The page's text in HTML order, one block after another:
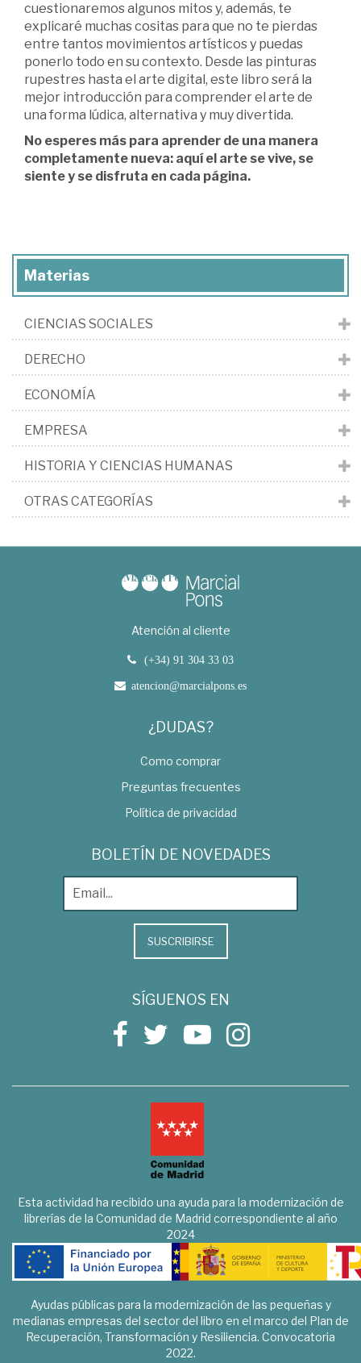
cuestionaremos algunos mitos y, además, te
explicaré muchas cositas para que no te pierdas
entre tantos movimientos artísticos y puedas
ponerlo todo en su contexto. Desde las pinturas
rupestres hasta el arte digital, este libro será la
mejor introducción para comprender el arte de
una forma lúdica, alternativa y muy divertida.
No esperes más para aprender de una manera
completamente nueva: aquí el arte se vive, se
siente y se disfruta en cada página.
Materias
CIENCIAS SOCIALES
DERECHO
ECONOMÍA
EMPRESA
HISTORIA Y CIENCIAS HUMANAS
OTRAS CATEGORÍAS
Atención al cliente
(+34) 91 304 33 03
atencion@marcialpons.es
¿DUDAS?
Como comprar
Preguntas frecuentes
Política de privacidad
BOLETÍN DE NOVEDADES
SUSCRIBIRSE
SÍGUENOS EN
Esta actividad ha recibido una ayuda para la modernización de
librerías de la Comunidad de Madrid correspondiente al año
2024
Ayudas públicas para la modernización de las pequeñas y
medianas empresas del sector del libro en el marco del Plan de
Recuperación, Transformación y Resiliencia. Convocatoria
2022.